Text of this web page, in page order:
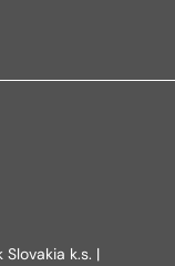
k.s. |